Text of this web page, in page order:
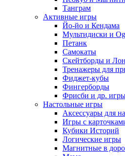
Танграм
Активные игры
Йо-йо и Кендама
Мультидиски и
Петанк
Самокаты
Скейтборды и
Тренажеры для
Фиджет-кубы
Фингерборды
Фрисби и др.
Настольные игры
Аксессуары для
Игры с
Кубики Историй
Логические игры
Магнитные в